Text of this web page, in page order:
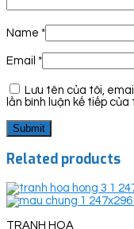
Name *
Email *
Lưu tên của tôi,
lần bình luận kế tiếp của
Related products
TRANH HOA